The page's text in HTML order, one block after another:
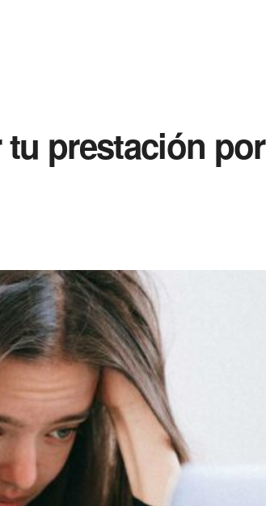
tu prestación por